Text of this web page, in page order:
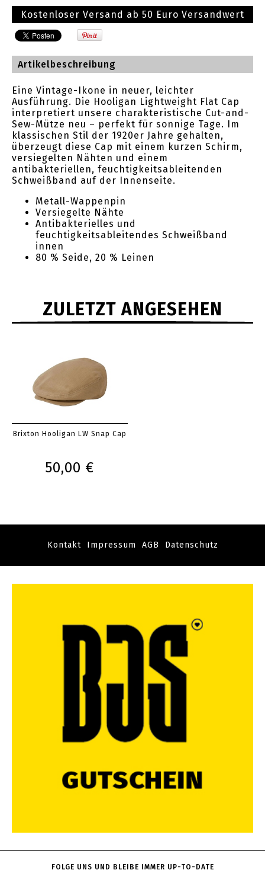
Kostenloser Versand ab 50 Euro Versandwert
Artikelbeschreibung
Eine Vintage-Ikone in neuer, leichter
Ausführung. Die Hooligan Lightweight Flat Cap
interpretiert unsere charakteristische Cut-and-
Sew-Mütze neu – perfekt für sonnige Tage. Im
klassischen Stil der 1920er Jahre gehalten,
überzeugt diese Cap mit einem kurzen Schirm,
versiegelten Nähten und einem
antibakteriellen, feuchtigkeitsableitenden
Schweißband auf der Innenseite.
Metall-Wappenpin
Versiegelte Nähte
Antibakterielles und
feuchtigkeitsableitendes Schweißband
innen
80 % Seide, 20 % Leinen
ZULETZT ANGESEHEN
Brixton Hooligan LW Snap Cap
50,00 €
Kontakt Impressum AGB Datenschutz
FOLGE UNS UND BLEIBE IMMER UP-TO-DATE